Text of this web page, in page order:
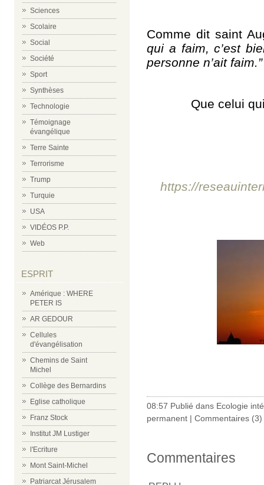
Sciences
Scolaire
Social
Société
Sport
Synthèses
Technologie
Témoignage
évangélique
Terre Sainte
Terrorisme
Trump
Turquie
USA
VIDÉOS P.P.
Web
ESPRIT
Amérique : WHERE
PETER IS
AR GEDOUR
Cellules
d'évangélisation
Chemins de Saint
Michel
Collège des Bernardins
Eglise catholique
Franz Stock
Institut JM Lustiger
l'Ecriture
Mont Saint-Michel
Patriarcat Jérusalem
Comme dit saint
qui a faim, c’est
personne n’ait faim.”
Que celui
https://
08:57 Publié dans Ecologie
permanent | Commentaires (3)
Commentaires